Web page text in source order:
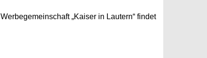
„Kaiser in Lautern“ findet